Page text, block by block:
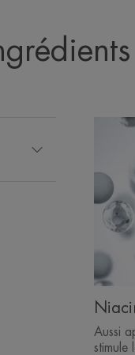
Aussi
stimule